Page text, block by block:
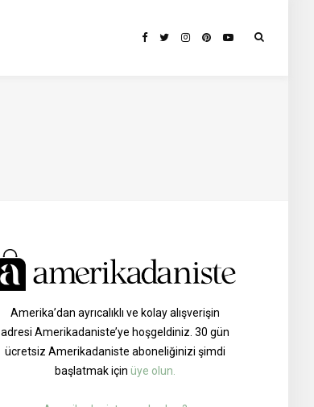
Amerika’dan ayrıcalıklı ve kolay alışverişin
adresi Amerikadaniste’ye hoşgeldiniz. 30 gün
ücretsiz Amerikadaniste aboneliğinizi şimdi
başlatmak için üye olun.